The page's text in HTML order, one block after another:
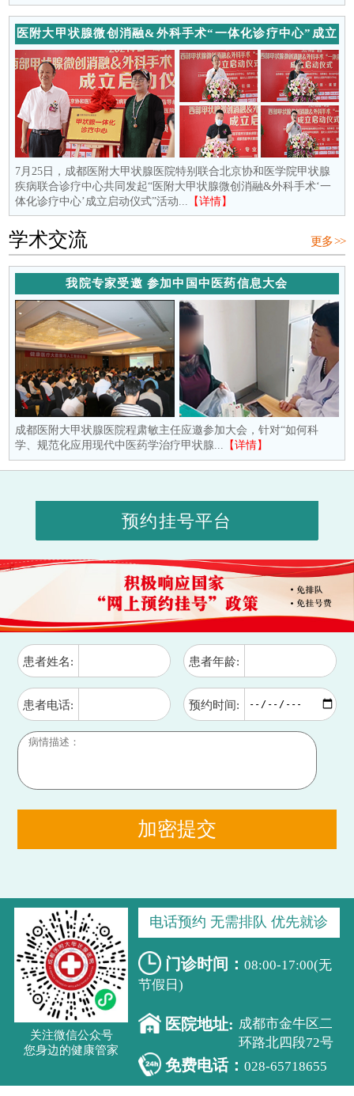
医附大甲状腺微创消融&外科手术“一体化诊疗中心”成立
7月25日，成都医附大甲状腺医院特别联合北京协和医学院甲状腺
疾病联合诊疗中心共同发起“医附大甲状腺微创消融&外科手术‘一
体化诊疗中心’成立启动仪式”活动...
【详情】
学术交流 更多 >>
我院专家受邀 参加中国中医药信息大会
成都医附大甲状腺医院程肃敏主任应邀参加大会，针对“如何科
学、规范化应用现代中医药学治疗甲状腺... 【详情】
预约挂号平台
患者姓名: 患者年龄:
患者电话: 预约时间:
加密提交
关注微信公众号
您身边的健康管家
电话预约 无需排队 优先就诊
门诊时间：08:00-17:00(无
节假日)
医院地址: 成都市金牛区二
环路北四段72号
免费电话：028-65718655